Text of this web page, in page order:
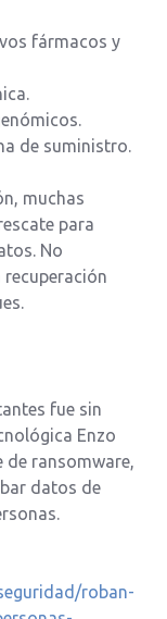
fármacos y
de suministro.
muchas
para
No
fue sin
Enzo
de ransomware,
datos de
roban-